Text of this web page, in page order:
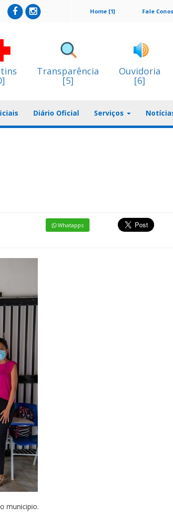
Fale
Home [1]
Transparência
[5]
Ouvidoria
[6]
Diário Oficial Serviços
Whatapps
municipio.